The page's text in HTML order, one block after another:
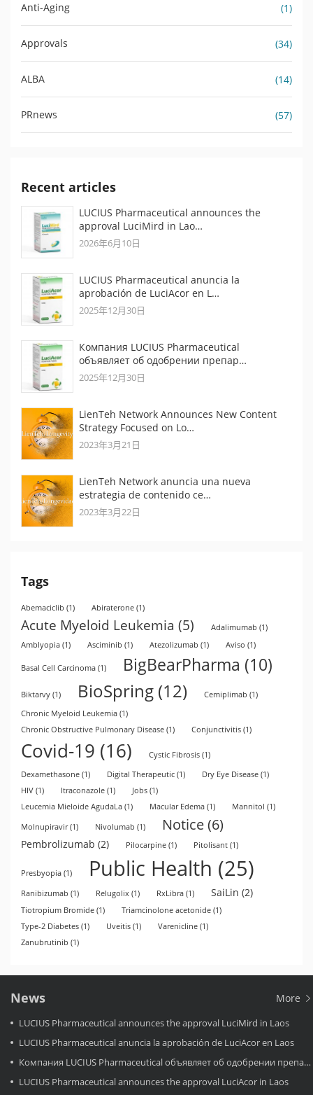
Anti-Aging (1)
Approvals (34)
ALBA (14)
PRnews (57)
Recent articles
LUCIUS Pharmaceutical announces the
approval LuciMird in Lao…
2026年6月10日
LUCIUS Pharmaceutical anuncia la
aprobación de LuciAcor en L…
2025年12月30日
Компания LUCIUS Pharmaceutical
объявляет об одобрении препар…
2025年12月30日
LienTeh Network Announces New Content
Strategy Focused on Lo…
2023年3月21日
LienTeh Network anuncia una nueva
estrategia de contenido ce…
2023年3月22日
Tags
Abemaciclib (1) Abiraterone (1)
Acute Myeloid Leukemia (5) Adalimumab (1)
Amblyopia (1) Asciminib (1) Atezolizumab (1) Aviso (1)
Basal Cell Carcinoma (1) BigBearPharma (10)
Biktarvy (1) BioSpring (12) Cemiplimab (1)
Chronic Myeloid Leukemia (1)
Chronic Obstructive Pulmonary Disease (1) Conjunctivitis (1)
Covid-19 (16) Cystic Fibrosis (1)
Dexamethasone (1) Digital Therapeutic (1) Dry Eye Disease (1)
HIV (1) Itraconazole (1) Jobs (1)
Leucemia Mieloide AgudaLa (1) Macular Edema (1) Mannitol (1)
Molnupiravir(1) Nivolumab (1) Notice(6)
Pembrolizumab (2) Pilocarpine (1) Pitolisant (1)
Presbyopia (1) Public Health (25)
Ranibizumab (1) Relugolix (1) RxLibra (1) SaiLin (2)
Tiotropium Bromide (1) Triamcinolone acetonide (1)
Type-2 Diabetes (1) Uveitis (1) Varenicline (1)
Zanubrutinib (1)
News More
LUCIUS Pharmaceutical announces the approval LuciMird in Laos
LUCIUS Pharmaceutical anuncia la aprobación de LuciAcor en Laos
Компания LUCIUS Pharmaceutical объявляет об одобрении препарата LuciAcor в Лаосе.
LUCIUS Pharmaceutical announces the approval LuciAcor in Laos